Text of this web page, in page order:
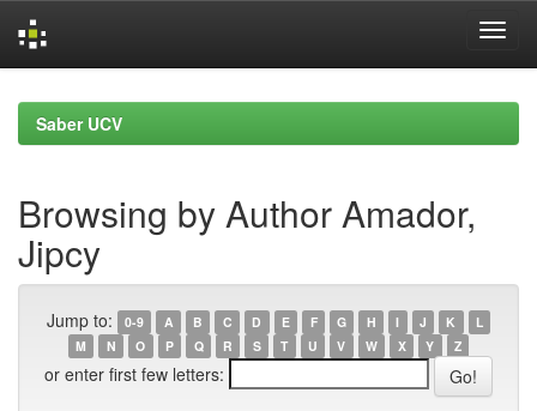
navigationSaber UCV
Browsing by Author Amador,
Jipcy
Jump to: 0-9 A B C D E F G H I J K
L
M
N O P Q R S T U V W X Y Z
or enter first few letters: